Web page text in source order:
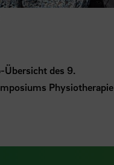
Übersicht des 9.
Physiotherapie